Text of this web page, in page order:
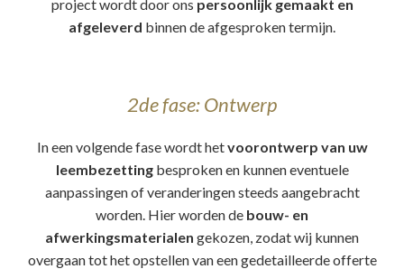
project wordt door ons persoonlijk gemaakt en
afgeleverd binnen de afgesproken termijn.
2de fase: Ontwerp
In een volgende fase wordt hetvoorontwerp van uw
leembezettingbesproken en kunnen eventuele
aanpassingen of veranderingen steeds aangebracht
worden. Hier worden de bouw- en
afwerkingsmaterialen gekozen, zodat wij kunnen
overgaan tot het opstellen van een gedetailleerde offerte